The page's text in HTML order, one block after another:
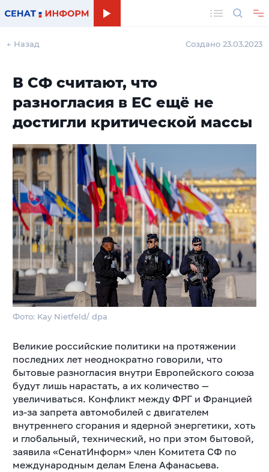
← Назад Создано 23.03.2023
В СФ считают, что
разногласия в ЕС ещё не
достигли критической массы
Фото: Kay Nietfeld/ dpa
Великие российские политики на протяжении
последних лет неоднократно говорили, что
бытовые разногласия внутри Европейского союза
будут лишь нарастать, а их количество —
увеличиваться. Конфликт между ФРГ и Францией
из-за запрета автомобилей с двигателем
внутреннего сгорания и ядерной энергетики, хоть
и глобальный, технический, но при этом бытовой,
заявила «СенатИнформ» член Комитета СФ по
международным делам Елена Афанасьева.